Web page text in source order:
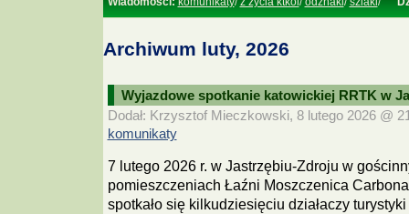
Archiwum luty, 2026
Wyjazdowe spotkanie katowickiej RRTK w
Dodał: Krzysztof Mieczkowski, 8 lutego 2026 @
komunikaty
7 lutego 2026 r. w Jastrzębiu-Zdroju w
pomieszczeniach Łaźni Moszczenica
spotkało się kilkudziesięciu działaczy turystyki